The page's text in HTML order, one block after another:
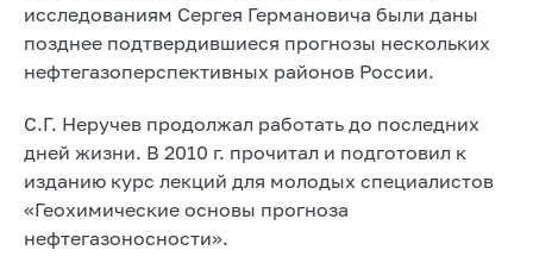
исследованиям Сергея Германовича были даны
позднее подтвердившиеся прогнозы нескольких
нефтегазоперспективных районов России.
С.Г. Неручев продолжал работать до последних
дней жизни. В 2010 г. прочитал и подготовил к
изданию курс лекций для молодых специалистов
«Геохимические основы прогноза
нефтегазоносности».